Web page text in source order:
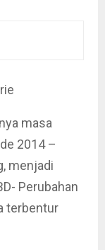
masa
2014 –
menjadi
Perubahan
terbentur